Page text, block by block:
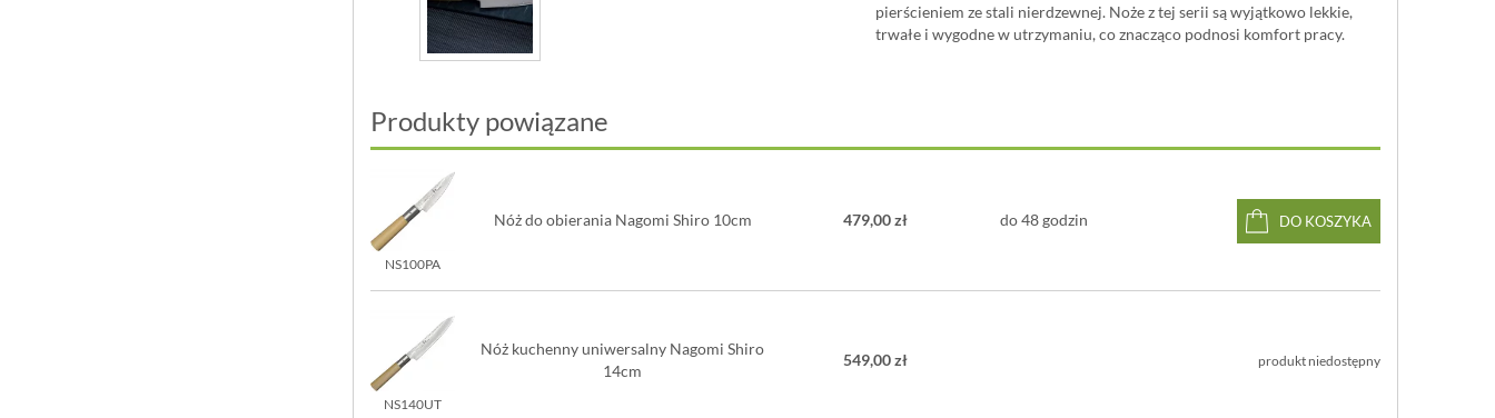
pierścieniem ze stali nierdzewnej. Noże z tej serii są wyjątkowo lekkie,
trwałe i wygodne w utrzymaniu, co znacząco podnosi komfort pracy.
Produkty powiązane
NS100PA
Nóż do obierania Nagomi Shiro 10cm 479,00 zł do 48 godzin DO KOSZYKA
NS140UT
Nóż kuchenny uniwersalny Nagomi Shiro
14cm
549,00 zł produkt niedostępny